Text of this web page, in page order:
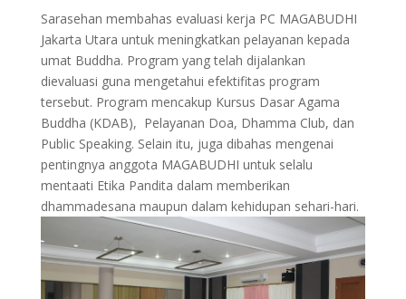
Sarasehan membahas evaluasi kerja PC MAGABUDHI
Jakarta Utara untuk meningkatkan pelayanan kepada
umat Buddha. Program yang telah dijalankan
dievaluasi guna mengetahui efektifitas program
tersebut. Program mencakup Kursus Dasar Agama
Buddha (KDAB), Pelayanan Doa, Dhamma Club, dan
Public Speaking. Selain itu, juga dibahas mengenai
pentingnya anggota MAGABUDHI untuk selalu
mentaati Etika Pandita dalam memberikan
dhammadesana maupun dalam kehidupan sehari-hari.